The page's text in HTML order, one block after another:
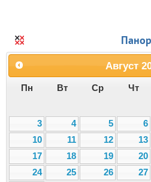
Август
Пн Вт Ср Чт
3
4 5 6
10
11 12 13
17
18 19 20
24
25 26 27